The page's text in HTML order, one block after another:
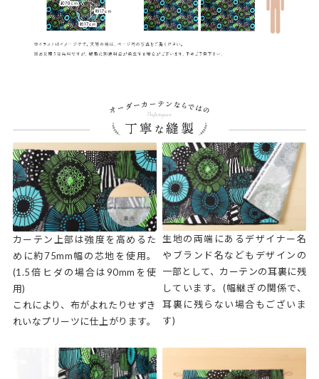
カーテン上部は強度を高めるた
めに約75mm幅の芯地を使用。
(1.5倍ヒダの場合は90mmを使
用)
これにより、布がよれたりせずき
れいなプリーツに仕上がります。
生地の両端にあるデザイナー名
やブランド名などもデザインの
一部として、カーテンの耳裏に残
しています。(幅継ぎの関係で、
耳裏に残らない場合もございま
す)